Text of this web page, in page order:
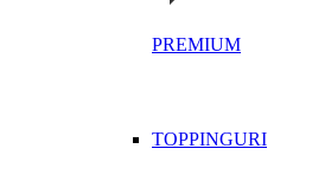
PREMIUM
TOPPINGURI